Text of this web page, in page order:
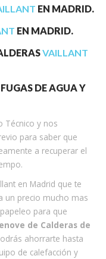
EN MADRID.
EN MADRID.
VAILLANT
DE AGUA Y
Técnico y nos
para saber que
a recuperar el
en Madrid que te
un precio mucho mas
para que
de Calderas de
ahorrarte hasta
de calefacción y